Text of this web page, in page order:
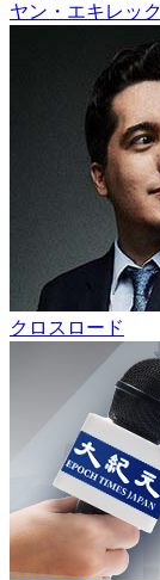
ヤン・エキレック
クロスロード